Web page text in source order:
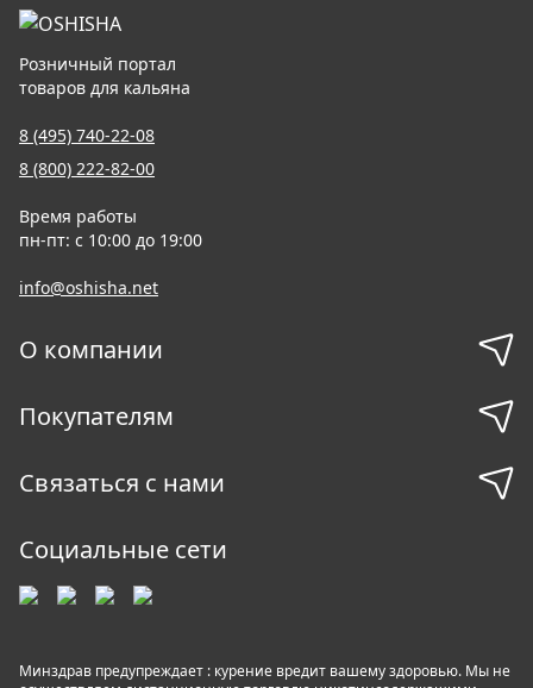
Розничный портал
товаров для кальяна
8 (495) 740-22-08
8 (800) 222-82-00
Время работы
пн-пт: с 10:00 до 19:00
info@oshisha.net
О компании
Покупателям
Связаться с нами
Социальные сети
Минздрав предупреждает : курение вредит вашему здоровью. Мы не